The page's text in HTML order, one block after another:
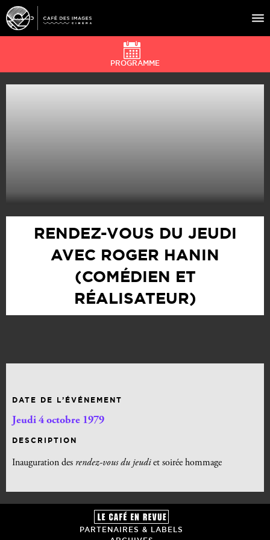
À L’AFFICHE
PROGRAMME
RENDEZ-VOUS DU JEUDI
AVEC ROGER HANIN
(COMÉDIEN ET
RÉALISATEUR)
DATE DE L’ÉVÉNEMENT
Jeudi 4 octobre 1979
DESCRIPTION
Inauguration des rendez-vous du jeudiet soirée hommage
PARTENAIRES & LABELS